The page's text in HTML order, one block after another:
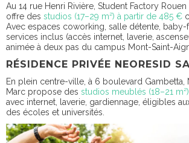
Au 14 rue Henri Rivière, Student Factory
offre des studios (17–29 m²) à partir de 485 €
Avec espaces coworking, salle détente, baby-
services inclus (accès internet, laverie,
animée à deux pas du campus Mont-Saint-
RÉSIDENCE PRIVÉE NEORESID
En plein centre-ville, à 6 boulevard Gambetta,
Marc propose des studios meublés (18–21
avec internet, laverie, gardiennage, éligibles
des écoles et universités.